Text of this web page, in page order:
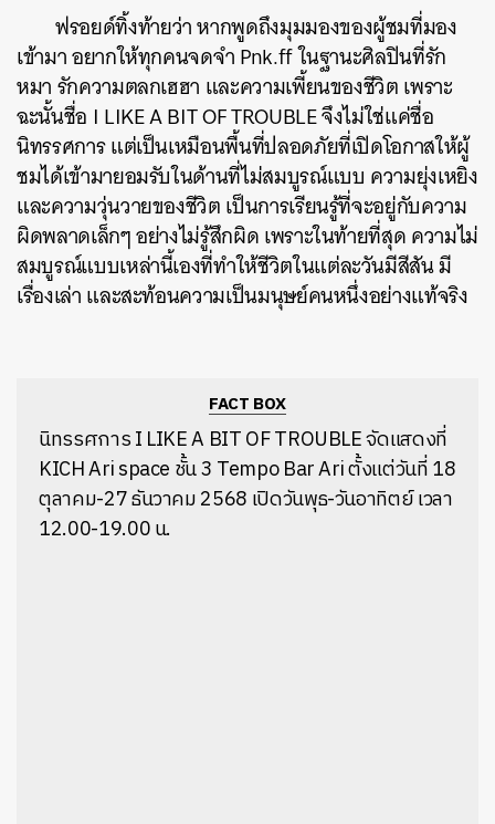
ฟรอยด์ทิ้งท้ายว่า หากพูดถึงมุมมองของผู้ชมที่มอง
เข้ามา อยากให้ทุกคนจดจำ Pnk.ff ในฐานะศิลปินที่รัก
หมา รักความตลกเฮฮา และความเพี้ยนของชีวิต เพราะ
ฉะนั้นชื่อ I LIKE A BIT OF TROUBLEจึงไม่ใช่แค่ชื่อ
นิทรรศการ แต่เป็นเหมือนพื้นที่ปลอดภัยที่เปิดโอกาสให้ผู้
ชมได้เข้ามายอมรับในด้านที่ไม่สมบูรณ์แบบ ความยุ่งเหยิง
และความวุ่นวายของชีวิต เป็นการเรียนรู้ที่จะอยู่กับความ
ผิดพลาดเล็กๆ อย่างไม่รู้สึกผิด เพราะในท้ายที่สุด ความไม่
สมบูรณ์แบบเหล่านี้เองที่ทำให้ชีวิตในแต่ละวันมีสีสัน มี
เรื่องเล่า และสะท้อนความเป็นมนุษย์คนหนึ่งอย่างแท้จริง
FACT BOX
นิทรรศการ I LIKE A BIT OF TROUBLEจัดแสดงที่
KICH Ari space ชั้น 3 Tempo Bar Ari ตั้งแต่วันที่ 18
ตุลาคม-27 ธันวาคม 2568 เปิดวันพุธ-วันอาทิตย์ เวลา
12.00-19.00 น.